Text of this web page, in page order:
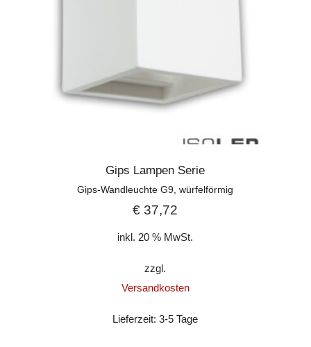
Gips Lampen Serie
Gips-Wandleuchte G9, würfelförmig
€ 37,72
inkl. 20 % MwSt.
zzgl.
Versandkosten
Lieferzeit:3-5 Tage